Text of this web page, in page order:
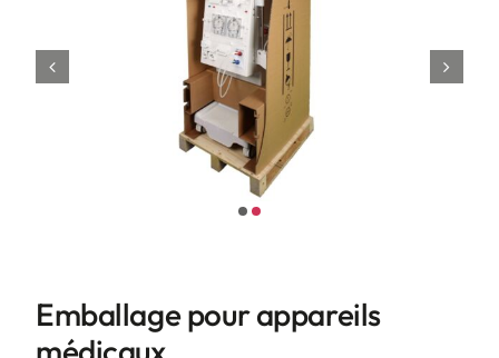
Formation & carrière
Emballage pour appareils